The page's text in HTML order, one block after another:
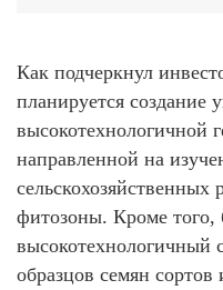
Как подчеркнул
планируется создание
высокотехнологичной
направленной на
сельскохозяйственных
фитозоны. Кроме того,
высокотехнологичный
образцов семян